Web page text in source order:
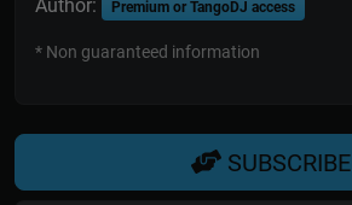
Author: Premium or TangoDJ access
* Non guaranteed information
SUBSCRIBE